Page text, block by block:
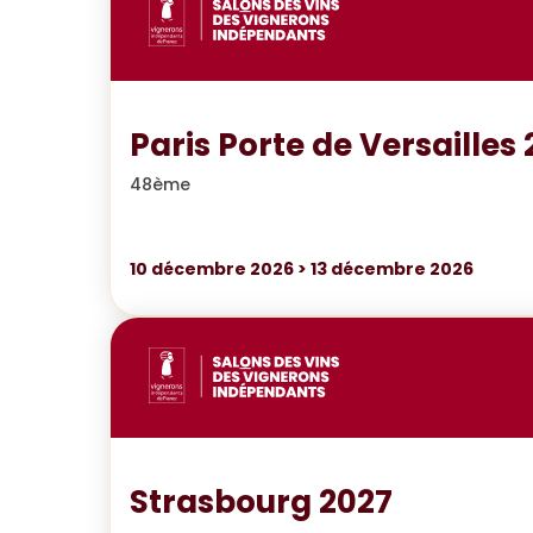
Paris Porte de Versailles
48ème
10 décembre 2026 > 13 décembre 2026
Strasbourg 2027